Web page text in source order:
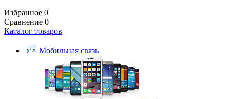
Избранное 0
Сравнение 0
Каталог товаров
Мобильная связь